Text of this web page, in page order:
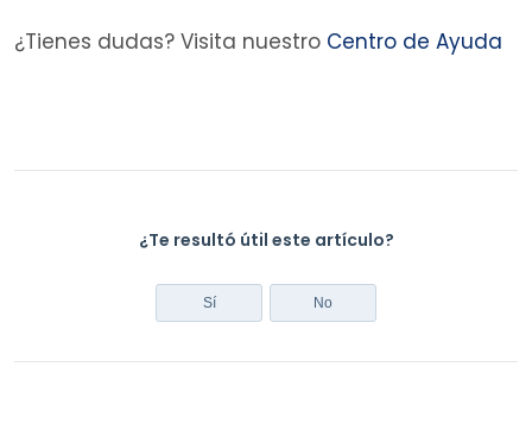
¿Tienes dudas? Visita nuestro Centro de Ayuda
¿Te resultó útil este artículo?
Sí No